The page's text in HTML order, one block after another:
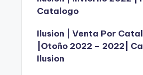
Catalogo
Ilusion | Venta Por
|Otoño 2022 – 2022|
Ilusion